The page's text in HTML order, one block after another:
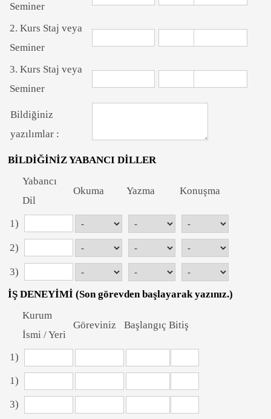
Seminer
2. Kurs Staj veya
Seminer
3. Kurs Staj veya
Seminer
Bildiğiniz
yazılımlar :
BİLDİĞİNİZ YABANCI DİLLER
Yabancı
Dil
Okuma Yazma Konuşma
1)
2)
3)
İŞ DENEYİMİ (Son görevden başlayarak yazınız.)
Kurum
İsmi / Yeri
Göreviniz Başlangıç Bitiş
1)
1)
3)